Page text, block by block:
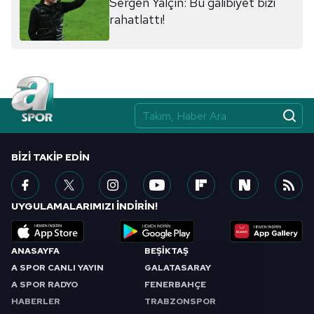
rahatlattı!
ANASAYFA
A SPOR CANLI YAYIN
A SPOR RADYO
HABERLER
BEŞİKTAŞ
GALATASARAY
FENERBAHÇE
TRABZONSPOR
BIZI TAKIP EDIN
UYGULAMALARIMIZI İNDİRİN!